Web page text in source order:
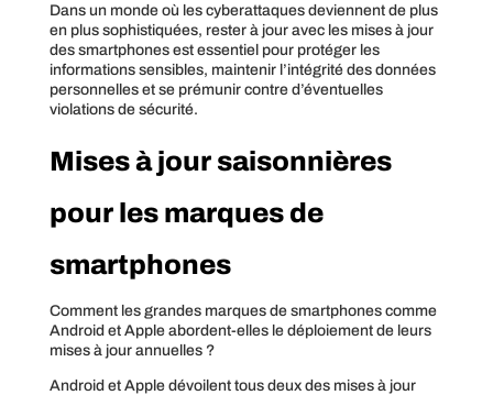
Dans un monde où les cyberattaques deviennent de plus
en plus sophistiquées, rester à jour avec les mises à jour
des smartphones est essentiel pour protéger les
informations sensibles, maintenir l’intégrité des données
personnelles et se prémunir contre d’éventuelles
violations de sécurité.
Mises à jour saisonnières
pour les marques de
smartphones
Comment les grandes marques de smartphones comme
Android et Apple abordent-elles le déploiement de leurs
mises à jour annuelles ?
Android et Apple dévoilent tous deux des mises à jour